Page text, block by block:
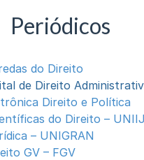
Periódicos
do Direito
de Direito
Direito e Política
do Direito –
– UNIGRAN
GV – FGV